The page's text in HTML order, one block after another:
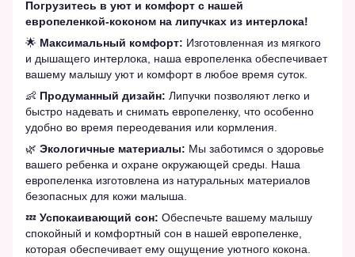
Погрузитесь в уют и комфорт с нашей
европеленкой-коконом на липучках из интерлока!
🌟 Максимальный комфорт: Изготовленная из мягкого
и дышащего интерлока, наша европеленка обеспечивает
вашему малышу уют и комфорт в любое время суток.
👶 Продуманный дизайн: Липучки позволяют легко и
быстро надевать и снимать европеленку, что особенно
удобно во время переодевания или кормления.
🌿 Экологичные материалы: Мы заботимся о здоровье
вашего ребенка и охране окружающей среды. Наша
европеленка изготовлена из натуральных материалов
безопасных для кожи малыша.
💤 Успокаивающий сон: Обеспечьте вашему малышу
спокойный и комфортный сон в нашей европеленке,
которая обеспечивает ему ощущение уютного кокона.